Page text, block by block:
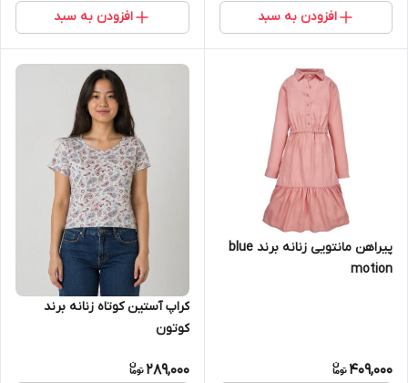
افزودن به سبد افزودن به سبد
پیراهن مانتویی زنانه برند blue
motion
409,000
کراپ آستین کوتاه زنانه برند
کوتون
289,000